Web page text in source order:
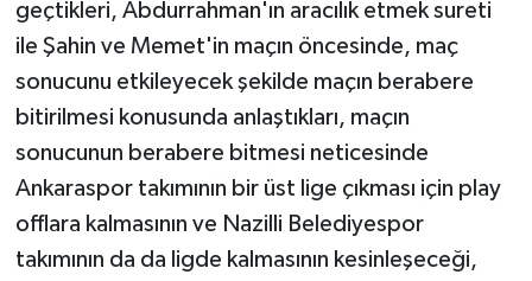
geçtikleri, Abdurrahman'ın aracılık etmek sureti
ile Şahin ve Memet'in maçın öncesinde, maç
sonucunu etkileyecek şekilde maçın berabere
bitirilmesi konusunda anlaştıkları, maçın
sonucunun berabere bitmesi neticesinde
Ankaraspor takımının bir üst lige çıkması için play
offlara kalmasının ve Nazilli Belediyespor
takımının da da ligde kalmasının kesinleşeceği,